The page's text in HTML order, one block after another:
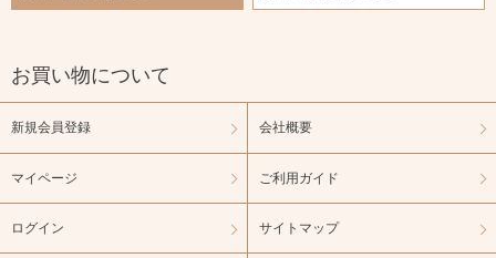
お買い物について
新規会員登録
マイページ
ログイン
会社概要
ご利用ガイド
サイトマップ